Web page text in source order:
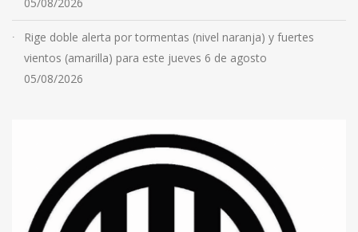
Rige doble alerta por tormentas (nivel naranja) y fuertes
vientos (amarilla) para este jueves 6 de agosto
05/08/2026